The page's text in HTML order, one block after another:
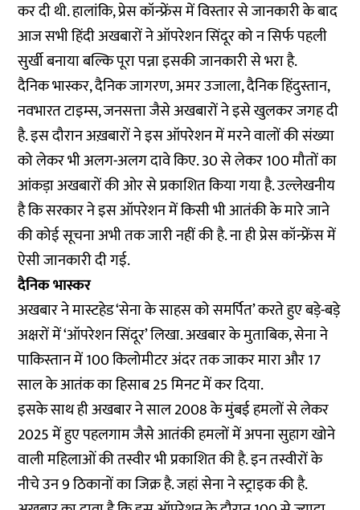
कर दी थी. हालांकि, प्रेस कॉन्फ्रेंस में विस्तार से जानकारी के बाद
आज सभी हिंदी अखबारों ने ऑपरेशन सिंदूर को न सिर्फ पहली
सुर्खी बनाया बल्कि पूरा पन्ना इसकी जानकारी से भरा है.
दैनिक भास्कर, दैनिक जागरण, अमर उजाला, दैनिक हिंदुस्तान,
नवभारत टाइम्स, जनसत्ता जैसे अखबारों ने इसे खुलकर जगह दी
है. इस दौरान अख़बारों ने इस ऑपरेशन में मरने वालों की संख्या
को लेकर भी अलग-अलग दावे किए. 30 से लेकर 100 मौतों का
आंकड़ा अखबारों की ओर से प्रकाशित किया गया है. उल्लेखनीय
है कि सरकार ने इस ऑपरेशन में किसी भी आतंकी के मारे जाने
की कोई सूचना अभी तक जारी नहीं की है. ना ही प्रेस कॉन्फ्रेंस में
ऐसी जानकारी दी गई.
दैनिक भास्कर
अखबार ने मास्टहेड ‘सेना के साहस को समर्पित’ करते हुए बड़े-बड़े
अक्षरों में ‘ऑपरेशन सिंदूर’ लिखा. अखबार के मुताबिक, सेना ने
पाकिस्तान में 100 किलोमीटर अंदर तक जाकर मारा और 17
साल के आतंक का हिसाब 25 मिनट में कर दिया.
इसके साथ ही अखबार ने साल 2008 के मुंबई हमलों से लेकर
2025 में हुए पहलगाम जैसे आतंकी हमलों में अपना सुहाग खोने
वाली महिलाओं की तस्वीर भी प्रकाशित की है. इन तस्वीरों के
नीचे उन 9 ठिकानों का जिक्र है. जहां सेना ने स्ट्राइक की है.